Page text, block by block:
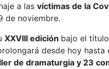
a las víctimas de la
de noviembre.
XXVIII edición bajo el título
desde hoy
de dramaturgia y 23